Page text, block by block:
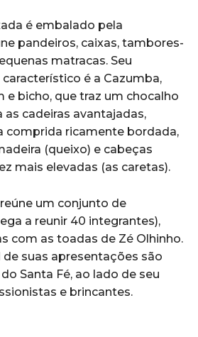
é embalado pela
pandeiros, caixas, tambores-
matracas. Seu
é a Cazumba,
e bicho, que traz um chocalho
as cadeiras avantajadas,
comprida ricamente bordada,
(queixo) e cabeças
mais elevadas (as caretas).
um conjunto de
a reunir 40 integrantes),
com as toadas de Zé Olhinho.
de suas apresentações são
Santa Fé, ao lado de seu
e brincantes.